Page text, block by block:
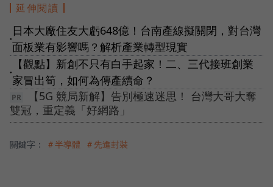
延伸閱讀
●
日本大廠住友大虧648億！台南產線擬關閉，對台灣
面板業有影響嗎？解析產業轉型現實
●
【觀點】新創不只有白手起家！二、三代接班創業
家冒出筍，如何為傳產續命？
【5G 競局新解】告別極速迷思！ 台灣大哥大奪
雙冠，重定義「好網路」
關鍵字： ＃半導體 ＃先進封裝